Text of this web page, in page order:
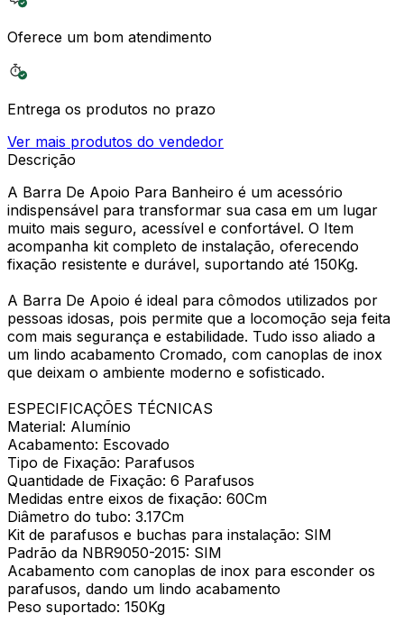
Oferece um bom atendimento
Entrega os produtos no prazo
Ver mais produtos do vendedor
Descrição
A Barra De Apoio Para Banheiro é um acessório
indispensável para transformar sua casa em um lugar
muito mais seguro, acessível e confortável. O Item
acompanha kit completo de instalação, oferecendo
fixação resistente e durável, suportando até 150Kg.
A Barra De Apoio é ideal para cômodos utilizados por
pessoas idosas, pois permite que a locomoção seja feita
com mais segurança e estabilidade. Tudo isso aliado a
um lindo acabamento Cromado, com canoplas de inox
que deixam o ambiente moderno e sofisticado.
ESPECIFICAÇÕES TÉCNICAS
Material: Alumínio
Acabamento: Escovado
Tipo de Fixação: Parafusos
Quantidade de Fixação: 6 Parafusos
Medidas entre eixos de fixação: 60Cm
Diâmetro do tubo: 3.17Cm
Kit de parafusos e buchas para instalação: SIM
Padrão da NBR9050-2015: SIM
Acabamento com canoplas de inox para esconder os
parafusos, dando um lindo acabamento
Peso suportado: 150Kg